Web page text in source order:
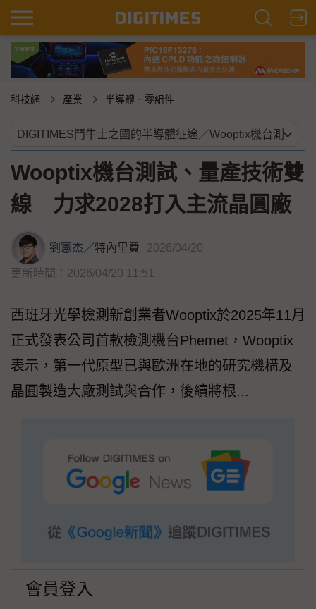
科技網 產業 半導體．零組件
Wooptix機台測試、量產技術雙
線 力求2028打入主流晶圓廠
劉憲杰／特內里費 2026/04/20
更新時間：2026/04/20 11:51
西班牙光學檢測新創業者Wooptix於2025年11月
正式發表公司首款檢測機台Phemet，Wooptix
表示，第一代原型已與歐洲在地的研究機構及
晶圓製造大廠測試與合作，後續將根...
會員登入